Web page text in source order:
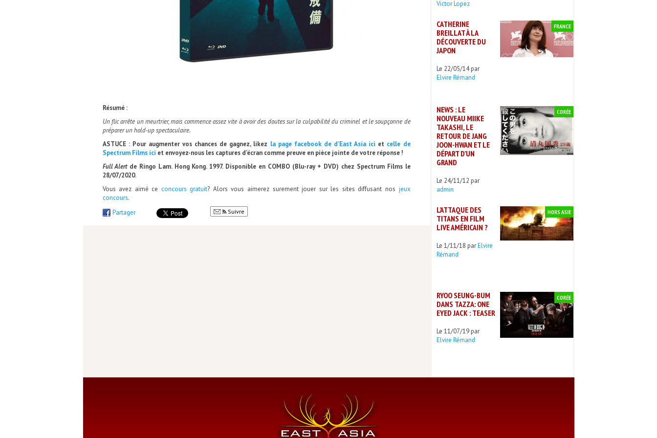
Résumé :
Un flic arrête un meurtrier, mais commence assez vite à avoir des doutes sur la culpabilité du criminel et le soupçonne de
préparer un hold-up spectaculaire.
ASTUCE : Pour augmenter vos chances de gagnez, likez la page facebook de d’East Asia ici et celle de
Spectrum Films ici et envoyez-nous les captures d’écran comme preuve en pièce jointe de votre réponse !
Full Alert de Ringo Lam. Hong Kong. 1997. Disponible en COMBO (Blu-ray + DVD) chez Spectrum Films le
28/07/2020.
Vous avez aimé ce concours gratuit? Alors vous aimerez surement jouer sur les sites diffusant nos jeux
concours.
Partager
Suivre
Victor Lopez
CATHERINE
BREILLAT À LA
DÉCOUVERTE DU
JAPON
Le 22/05/14 par
Elvire Rémand
FRANCE
NEWS : LE
NOUVEAU MIIKE
TAKASHI, LE
RETOUR DE JANG
JOON-HWAN ET LE
DÉPART D’UN
GRAND
Le 24/11/12 par
admin
CORÉE
L’ATTAQUE DES
TITANS EN FILM
LIVE AMÉRICAIN ?
Le 1/11/18 parElvire
Rémand
HORS ASIE
RYOO SEUNG-BUM
DANS TAZZA: ONE
EYED JACK : TEASER
Le 11/07/19 par
Elvire Rémand
CORÉE